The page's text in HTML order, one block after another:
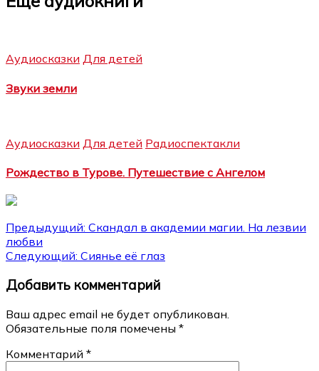
Аудиосказки Для детей
Звуки земли
Аудиосказки Для детей Радиоспектакли
Рождество в Турове. Путешествие с Ангелом
Навигация
по
записям
Предыдущий: Скандал в академии магии. На лезвии
любви
Следующий: Сиянье её глаз
Добавить комментарий
Ваш адрес email не будет опубликован.
Обязательные поля помечены *
Комментарий *